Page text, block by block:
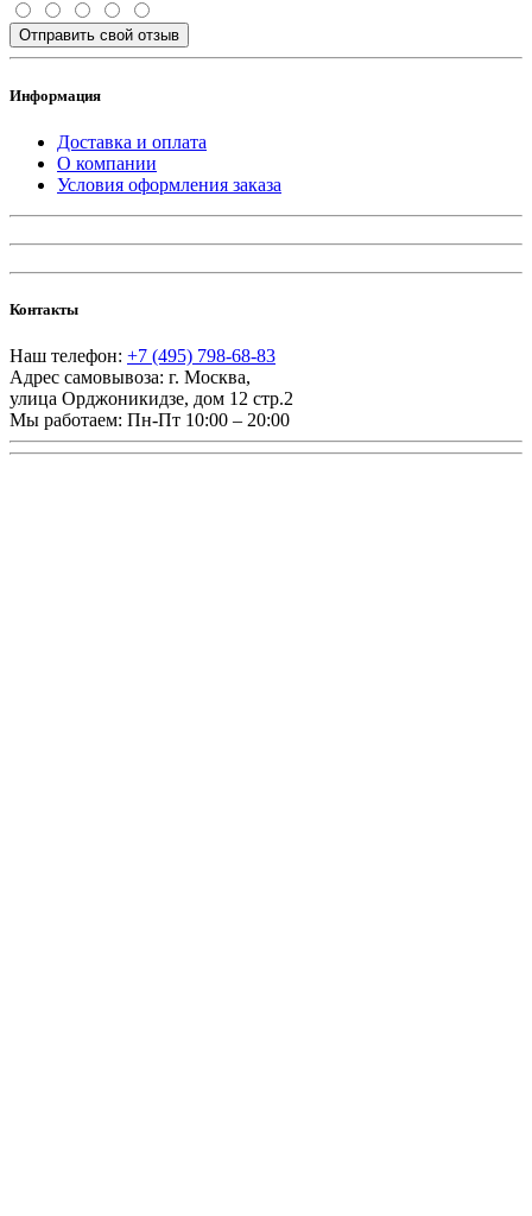
Отправить свой отзыв
Информация
Доставка и оплата
О компании
Условия оформления заказа
Контакты
Наш телефон: +7 (495) 798-68-83
Адрес самовывоза: г. Москва,
улица Орджоникидзе, дом 12 стр.2
Мы работаем: Пн-Пт 10:00 – 20:00